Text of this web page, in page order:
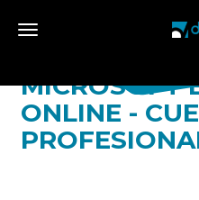
Toggle navigation
MICROSOFT
ONLINE -